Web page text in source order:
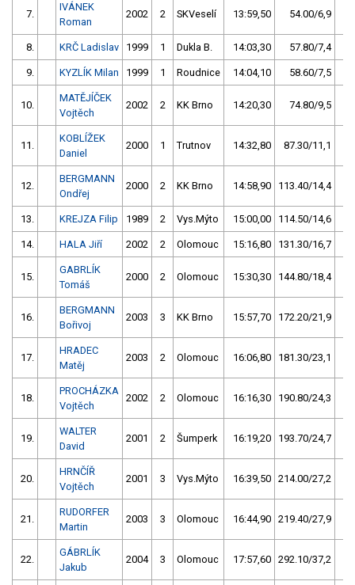
7.
IVÁNEK
Roman
2002 2 SKVeselí 13:59,50 54.00/6,9
8. KRČ Ladislav 1999 1 Dukla B. 14:03,30 57.80/7,4
9. KYZLÍK Milan 1999 1 Roudnice 14:04,10 58.60/7,5
10.
MATĚJÍČEK
Vojtěch
2002 2 KK Brno 14:20,30 74.80/9,5
11.
KOBLÍŽEK
Daniel
2000 1 Trutnov 14:32,80 87.30/11,1
12.
BERGMANN
Ondřej
2000 2 KK Brno 14:58,90 113.40/14,4
13. KREJZA Filip 1989 2 Vys.Mýto 15:00,00 114.50/14,6
14. HALA Jiří 2002 2 Olomouc 15:16,80 131.30/16,7
15.
GABRLÍK
Tomáš
2000 2 Olomouc 15:30,30 144.80/18,4
16.
BERGMANN
Bořivoj
2003 3 KK Brno 15:57,70 172.20/21,9
17.
HRADEC
Matěj
2003 2 Olomouc 16:06,80 181.30/23,1
18.
PROCHÁZKA
Vojtěch
2002 2 Olomouc 16:16,30 190.80/24,3
19.
WALTER
David
2001 2 Šumperk 16:19,20 193.70/24,7
20.
HRNČÍŘ
Vojtěch
2001 3 Vys.Mýto 16:39,50 214.00/27,2
21.
RUDORFER
Martin
2003 3 Olomouc 16:44,90 219.40/27,9
22.
GÁBRLÍK
Jakub
2004 3 Olomouc 17:57,60 292.10/37,2